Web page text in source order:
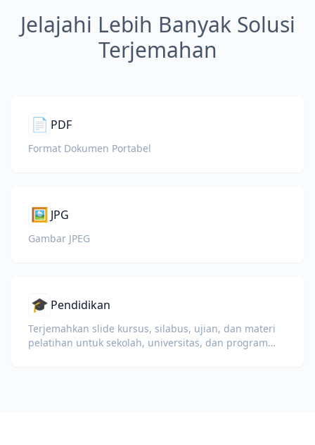
Jelajahi Lebih Banyak Solusi
Terjemahan
📄 PDF
Format Dokumen Portabel
🖼️ JPG
Gambar JPEG
🎓 Pendidikan
Terjemahkan slide kursus, silabus, ujian, dan materi
pelatihan untuk sekolah, universitas, dan program